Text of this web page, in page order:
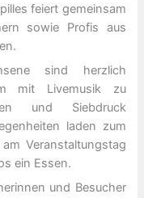
feiert gemeinsam
sowie Profis aus
sind herzlich
mit Livemusik zu
und Siebdruck
laden zum
Veranstaltungstag
ein Essen.
und Besucher